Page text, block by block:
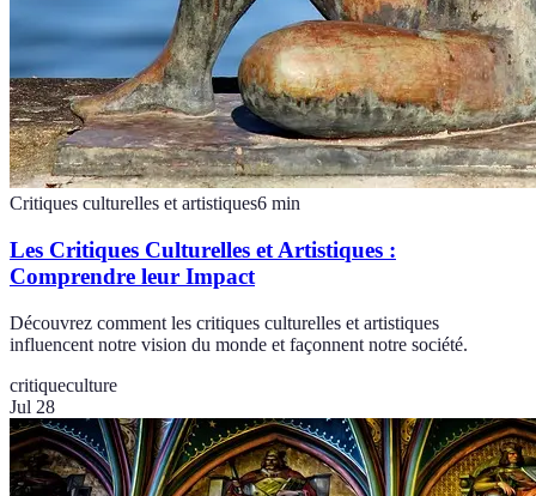
Critiques culturelles et artistiques6 min
Les Critiques Culturelles et Artistiques :
Comprendre leur Impact
Découvrez comment les critiques culturelles et artistiques
influencent notre vision du monde et façonnent notre société.
critiqueculture
Jul 28